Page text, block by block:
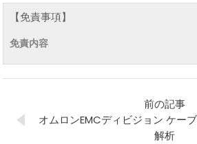
【免責事項】
免責内容
前の記事
オムロンEMCディビジョン ケー
解析